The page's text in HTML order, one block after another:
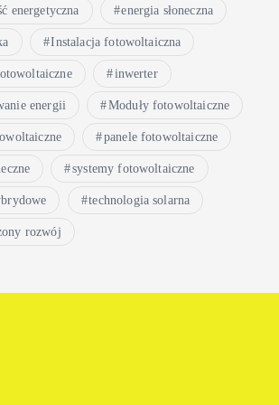
energetyczna energia słoneczna
Instalacja fotowoltaiczna
inwerter
energii Moduły fotowoltaiczne
panele fotowoltaiczne
systemy fotowoltaiczne
technologia solarna
rozwój